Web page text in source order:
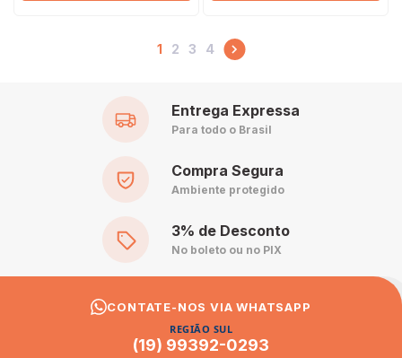
1 2 3 4
CONTATE-NOS VIA WHATSAPP
REGIÃO SUL
(19) 99392-0293
Entrega Expressa
Para todo o Brasil
Compra Segura
Ambiente protegido
3% de Desconto
No boleto ou no PIX